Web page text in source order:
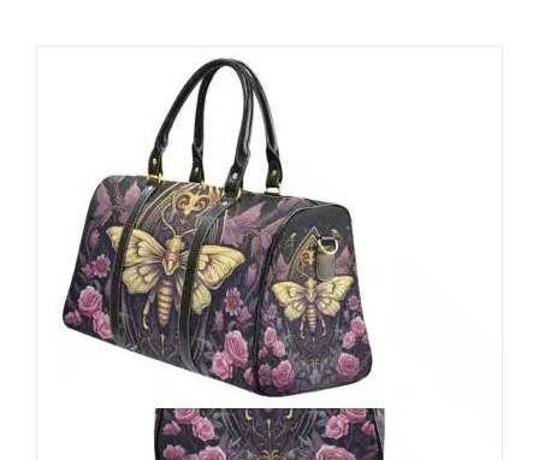
Barmetal Reisetasche Gold